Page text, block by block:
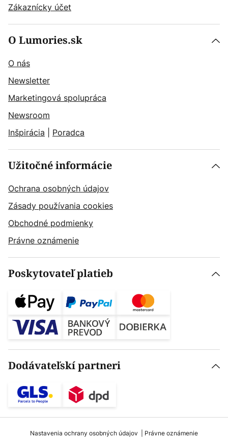
Zákaznícky účet
O Lumories.sk
O nás
Newsletter
Marketingová spolupráca
Newsroom
Inšpirácia
Poradca
Užitočné informácie
Ochrana osobných údajov
Zásady používania cookies
Obchodné podmienky
Právne oznámenie
Poskytovateľ platieb
Dodávateľskí partneri
Nastavenia ochrany osobných údajov Právne oznámenie